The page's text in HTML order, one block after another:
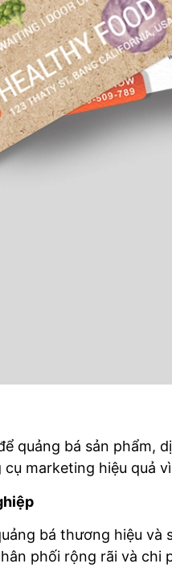
quảng bá sản
marketing hiệu quả
bá thương hiệu
phối rộng rãi và chi